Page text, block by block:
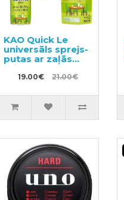
KAO Quick Le
universāls sprejs-
putas ar zaļās
tējas aromātu
300ml + pildviela
19.00€ 21.00€